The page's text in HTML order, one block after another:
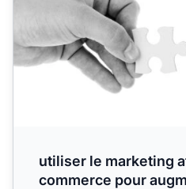
utiliser le marketing
commerce pour